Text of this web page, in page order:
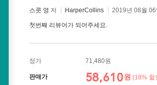
스콧 영 저 HarperCollins 2019년 08월 06
첫번째 리뷰어가 되어주세요.
정가 71,480원
판매가 58,610원 (18% 할